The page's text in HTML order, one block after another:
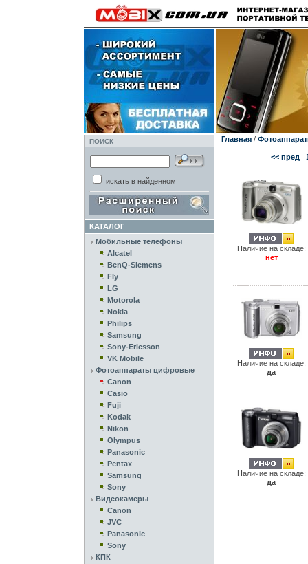
ПОИСК
искать в найденном
КАТАЛОГ
Мобильные телефоны
Alcatel
BenQ-Siemens
Fly
LG
Motorola
Nokia
Philips
Samsung
Sony-Ericsson
VK Mobile
Фотоаппараты цифровые
Canon
Casio
Fuji
Kodak
Nikon
Olympus
Panasonic
Pentax
Samsung
Sony
Видеокамеры
Canon
JVC
Panasonic
Sony
КПК
Главная/
<< пред
Наличие на складе:
нет
Наличие на складе:
да
Наличие на складе:
да